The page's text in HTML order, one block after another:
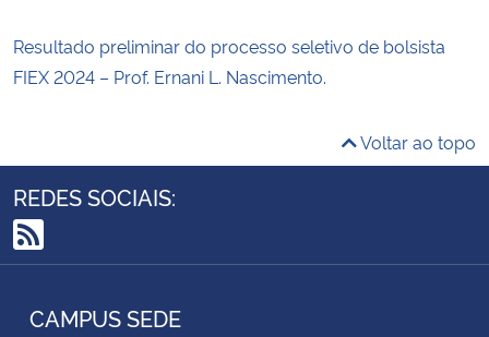
Resultado preliminar do processo seletivo de bolsista
FIEX 2024 – Prof. Ernani L. Nascimento.
Voltar ao topo
REDES SOCIAIS:
RSS
CAMPUS SEDE